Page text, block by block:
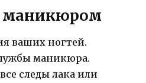
маникюром
ваших ногтей.
маникюра.
следы лака или